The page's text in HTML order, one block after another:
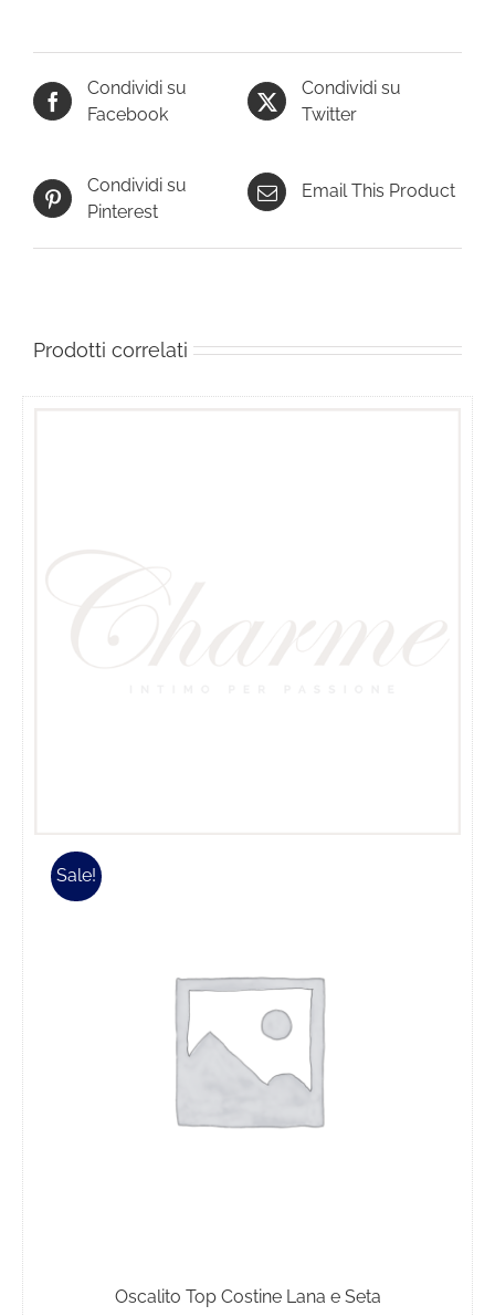
Condividi su
Facebook
Condividi su
Twitter
Condividi su
Pinterest
Email This Product
Prodotti correlati
Sale!
Oscalito Top Costine Lana e Seta